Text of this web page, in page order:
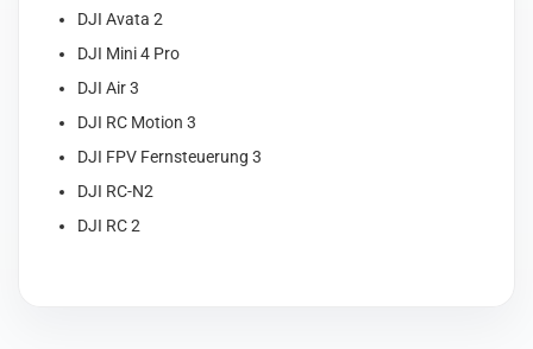
DJI Avata 2
DJI Mini 4 Pro
DJI Air 3
DJI RC Motion 3
DJI FPV Fernsteuerung 3
DJI RC-N2
DJI RC 2